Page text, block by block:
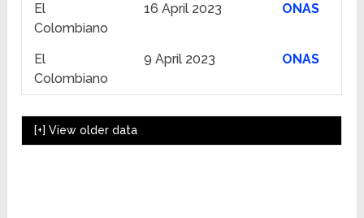
El
Colombiano
16 April 2023 ONAS
El
Colombiano
9 April 2023 ONAS
[+]View older data